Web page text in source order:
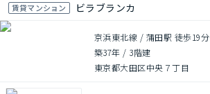
賃貸マンション ビラブランカ
京浜東北線 / 蒲田駅 徒歩19分
築37年 / 3階建
東京都大田区中央７丁目